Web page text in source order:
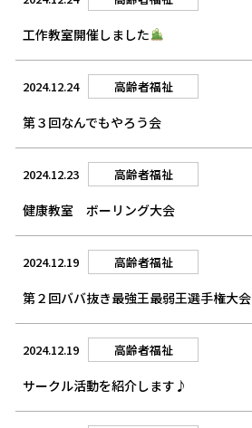
工作教室開催しました
2024.12.24 高齢者福祉
第３回なんでもやろう会
2024.12.23 高齢者福祉
健康教室 ボーリング大会
2024.12.19 高齢者福祉
第２回ババ抜き最強王最弱王選手権大会
2024.12.19 高齢者福祉
サークル活動を紹介します♪